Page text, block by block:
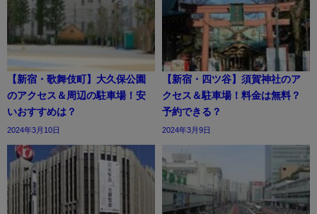
【新宿・歌舞伎町】大久保公園
のアクセス＆周辺の駐車場！安
いおすすめは？
2024年3月10日
【新宿・四ツ谷】須賀神社のア
クセス＆駐車場！料金は無料？
予約できる？
2024年3月9日